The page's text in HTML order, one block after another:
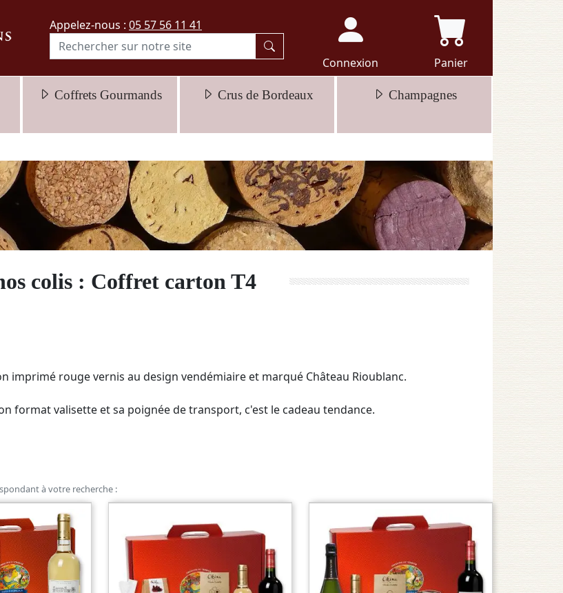
Connexion Panier
Appelez-nous : 05 57 56 11 41
Coffrets Gourmands Crus de Bordeaux Champagnes
colis : Coffret carton T4
imprimé rouge vernis au design vendémiaire et marqué Château Rioublanc.
format valisette et sa poignée de transport, c'est le cadeau tendance.
à votre recherche :